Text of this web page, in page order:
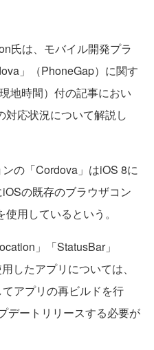
氏は、モバイル開発プラ
」（PhoneGap）に関す
地時間）付の記事におい
対応状況について解説し
の「Cordova」はiOS 8に
の既存のブラウザコン
用しているという。
」「StatusBar」
したアプリについては、
アプリの再ビルドを行
デートリリースする必要が